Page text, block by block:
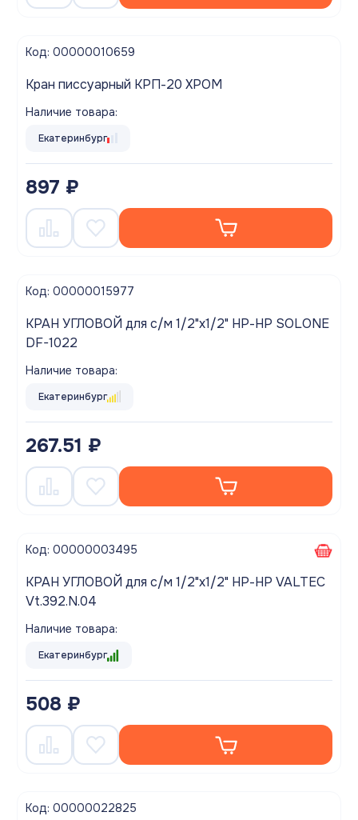
Код: 00000010659
Кран писсуарный КРП-20 ХРОМ
Наличие товара:
Екатеринбург
897 ₽
Код: 00000015977
КРАН УГЛОВОЙ для с/м 1/2"x1/2" НР-НР SOLONE
DF-1022
Наличие товара:
Екатеринбург
267.51 ₽
Код: 00000003495
КРАН УГЛОВОЙ для с/м 1/2"x1/2" НР-НР VALTEC
Vt.392.N.04
Наличие товара:
Екатеринбург
508 ₽
Код: 00000022825